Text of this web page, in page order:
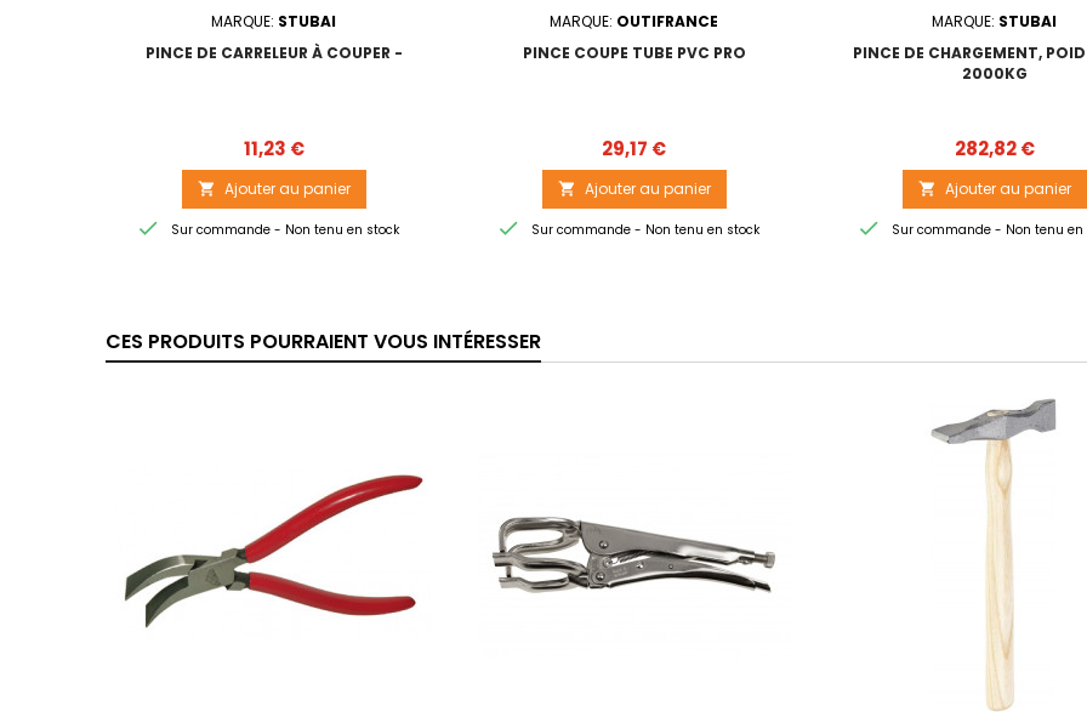
MARQUE: STUBAI
PINCE DE CARRELEUR À COUPER -
Prix
11,23 €
 Ajouter au panier
 Sur commande - Non tenu en stock
MARQUE: OUTIFRANCE
PINCE COUPE TUBE PVC PRO
Prix
29,17 €
 Ajouter au panier
 Sur commande - Non tenu en stock
MARQUE: STUBAI
PINCE DE CHARGEMENT,
2000KG
Prix
282,82 €
 Ajouter au panier
 Sur commande - Non tenu en
CES PRODUITS POURRAIENT VOUS INTÉRESSER